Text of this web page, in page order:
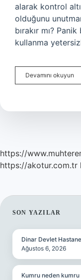
alarak kontrol
olduğunu
bırakır mı?
kullanma
Devamını okuyun
https://
https://akotur.com.tr
SON YAZILAR
Dinar Devlet
Ağustos 6, 2026
Kumru neden kumru